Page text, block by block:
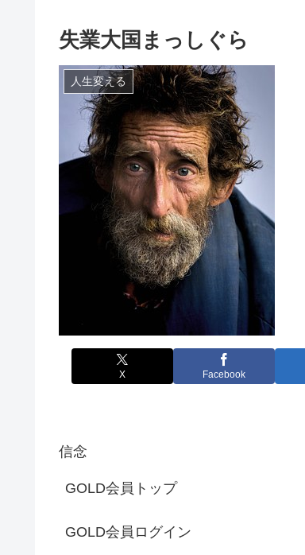
失業大国まっしぐら
人生変える
X Facebook
信念
GOLD会員トップ
GOLD会員ログイン